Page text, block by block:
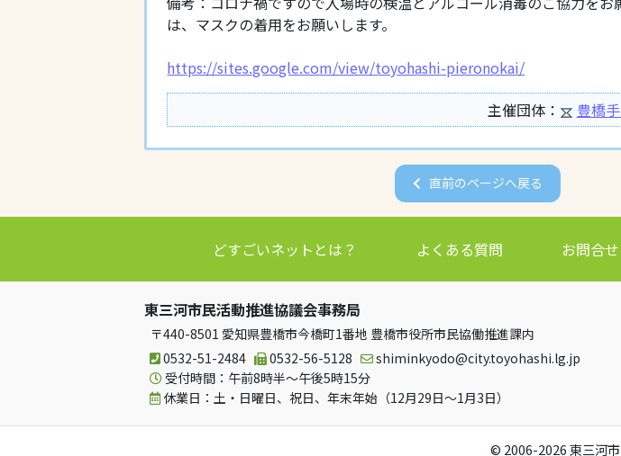
は、マスクの着用をお願いします。
https://sites.google.com/view/toyohashi-pieronokai/
主催団体：
豊橋
直前のページへ戻る
どすごいネットとは？ よくある質問 お問合せ
東三河市民活動推進協議会事務局
〒440-8501 愛知県豊橋市今橋町1番地 豊橋市役所市民協働推進課内
0532-51-2484
0532-56-5128 shiminkyodo
city.toyohashi.lg.jp
受付時間：午前8時半～午後5時15分
休業日：土・日曜日、祝日、年末年始（12月29日～1月3日）
© 2006-2026 東三河